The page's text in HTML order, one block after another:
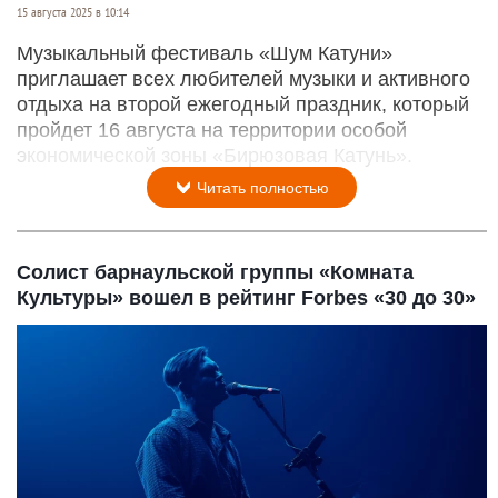
15 августа 2025 в 10:14
Музыкальный фестиваль «Шум Катуни»
приглашает всех любителей музыки и активного
отдыха на второй ежегодный праздник, который
пройдет 16 августа на территории особой
экономической зоны «Бирюзовая Катунь».
Читать полностью
Солист барнаульской группы «Комната
Культуры» вошел в рейтинг Forbes «30 до 30»